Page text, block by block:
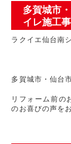
多賀城市
イレ施工
ラクイエ仙台南
多賀城市・仙台
リフォーム前の
のお喜びの声を